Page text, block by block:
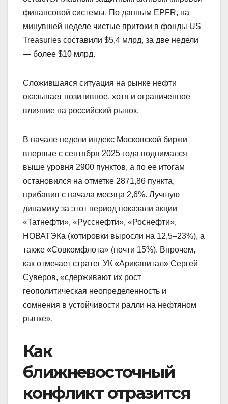
финансовой системы. По данным EPFR, на
минувшей неделе чистые притоки в фонды US
Treasuries составили $5,4 млрд, за две недели
— более $10 млрд.
Сложившаяся ситуация на рынке нефти
оказывает позитивное, хотя и ограниченное
влияние на российский рынок.
В начале недели индекс Московской биржи
впервые с сентября 2025 года поднимался
выше уровня 2900 пунктов, а по ее итогам
остановился на отметке 2871,86 пункта,
прибавив с начала месяца 2,6%. Лучшую
динамику за этот период показали акции
«Татнефти», «Русснефти», «Роснефти»,
НОВАТЭКа (котировки выросли на 12,5–23%), а
также «Совкомфлота» (почти 15%). Впрочем,
как отмечает стратег УК «Арикапитал» Сергей
Суверов, «сдерживают их рост
геополитическая неопределенность и
сомнения в устойчивости ралли на нефтяном
рынке».
Как
ближневосточный
конфликт отразится